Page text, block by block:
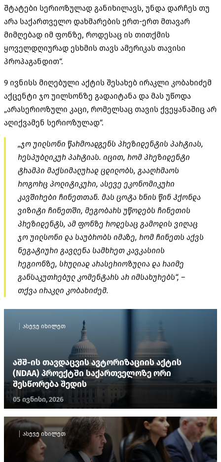
შტატები სერიოზულად განიხილავს, უნდა დარჩეს თუ
არა საქართველო დახმარების ერთ-ერთ მთავარ
მიმღებად იმ ფონზე, როდესაც ის თითქმის
ყოველდღიურად ესხმის თავს ამერიკას თავისი
პროპაგანდით“.
9 ივნისს მიღებული აქტის შესახებ ირაკლი კობახიძემ
აქცენტი ჯო უილსონზე გადაიტანა და მას უწოდა
„არასერიოზული კაცი, რომელსაც თავის ქვეყანაშიც არ
აღიქვამენ სერიოზულად“.
„ჯო უილსონი წარმოადგენს პრეზიდენტის პარტიას,
რესპუბლიკურ პარტიას. იცით, რომ პრეზიდენტი
ტრამპი მაქსიმალურად ცდილობს, გააღრმაოს
როგორც პოლიტიკური, ასევე ეკონომიკური
კავშირები ჩინეთთან. მას ცოტა ხნის წინ ჰქონდა
ვიზიტი ჩინეთში, მეგობარს უწოდებს ჩინეთის
პრეზიდენტს, ამ ფონზე როდესაც გამოდის ვიღაც
ჯო უილსონი და საუბრობს იმაზე, რომ ჩინეთს აქვს
ნეგატიური გავლენა სამხრეთ კავკასიის
რეგიონზე, სრულიად არასერიოზულია და რაიმე
განსაკუთრებულ კომენტარს არ იმსახურებს“, –
თქვა ირაკლი კობახიძემ.
ასევე იხილეთ
აშშ-ის თავდაცვის ავტორიზაციის აქტის
(NDAA) პროექტში საქართველოზე ორი
შესწორება შედის
05 ივნისი, 2026
ასევე იხილეთ